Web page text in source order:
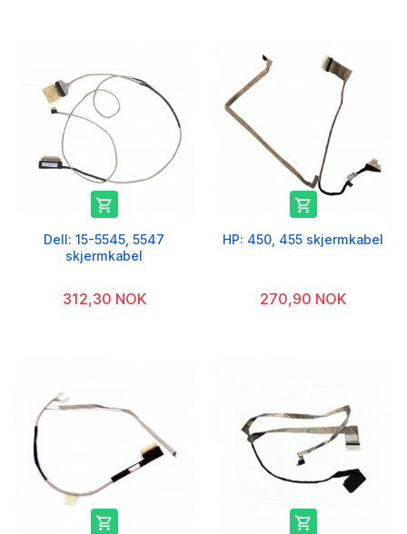

Dell: 15-5545, 5547
skjermkabel
312,30 NOK

HP: 450, 455 skjermkabel
270,90 NOK
 